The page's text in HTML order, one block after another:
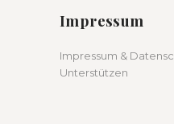
Impressum
Impressum &
Unterstützen